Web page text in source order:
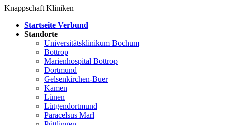
Knappschaft Kliniken
Startseite Verbund
Standorte
Universitätsklinikum Bochum
Bottrop
Marienhospital Bottrop
Dortmund
Gelsenkirchen-Buer
Kamen
Lünen
Lütgendortmund
Paracelsus Marl